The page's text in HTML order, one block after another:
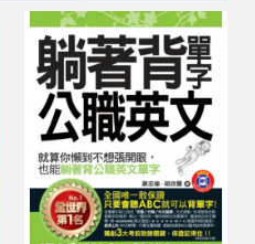
價格 (高→低)
價格 (低→高)